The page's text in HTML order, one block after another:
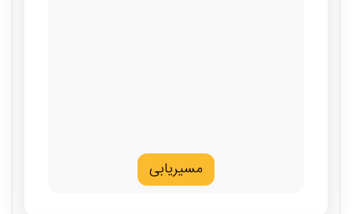
مسیریابی